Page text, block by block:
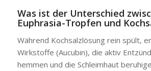
Was ist der Unterschied
Euphrasia-Tropfen und
Während Kochsalzlösung rein spült,
Wirkstoffe (Aucubin), die aktiv
hemmen und die Schleimhaut